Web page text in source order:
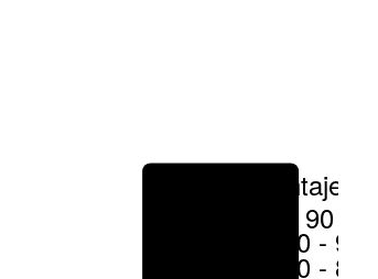
Porcentajes
> 90 %
80 - 90 %
70 - 80 %